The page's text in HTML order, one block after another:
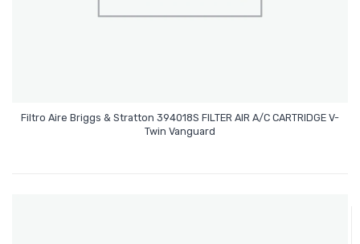
Filtro Aire Briggs & Stratton 394018S FILTER AIR A/C CARTRIDGE V-
Twin Vanguard
Leer Más